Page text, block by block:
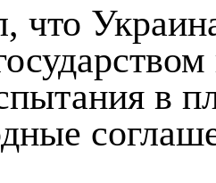
что
в